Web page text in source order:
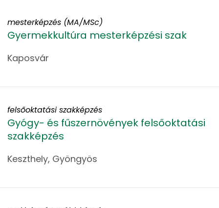
Gyermekkultúra mesterképzési szak
Kaposvár
mesterképzés (MA/MSc)
Gyógy- és fűszernövények felsőoktatási
szakképzés
Keszthely, Gyöngyös
felsőoktatási szakképzés